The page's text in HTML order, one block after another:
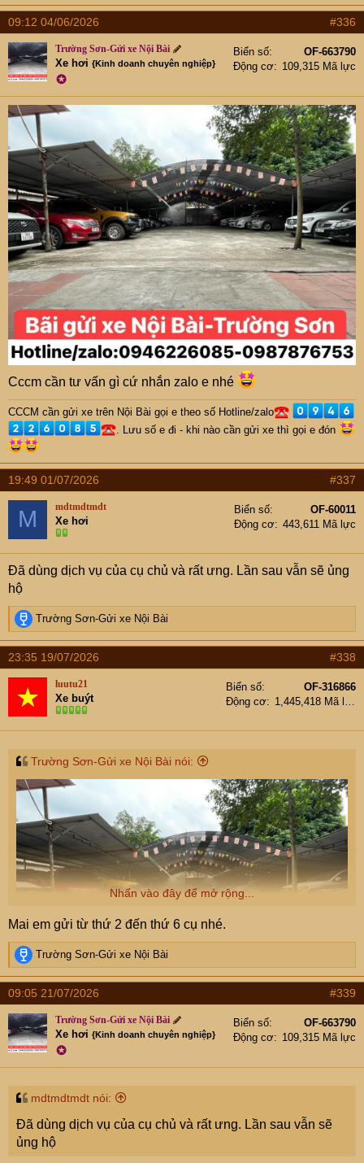
09:12 04/06/2026 #336
Trường Sơn-Gửi xe Nội Bài
Xe hơi {Kinh doanh chuyên nghiệp}
✪
Biển số
OF-663790
Động cơ
109,315 Mã lực
Cccm cần tư vấn gì cứ nhắn zalo e nhé
CCCM cần gửi xe trên Nội Bài gọi e theo số Hotline/zalo
. Lưu số e đi - khi nào cần gửi xe thì gọi e đón
19:49 01/07/2026 #337
M mdtmdtmdt
Xe hơi
Biển số
OF-60011
Động cơ
443,611 Mã lực
Đã dùng dịch vụ của cụ chủ và rất ưng. Lần sau vẫn sẽ ủng
hộ
R
e
a
c
t
n
s
Trường Sơn-Gửi xe Nội Bài
23:35 19/07/2026 #338
luutu21
Xe buýt
Biển số
OF-316866
Động cơ
Trường Sơn-Gửi xe Nội Bài nói:
Cccm cần tư vấn gì cứ nhắn zalo e nhé
Nhấn vào đây để mở rộng...
Mai em gửi từ thứ 2 đến thứ 6 cụ nhé.
R
e
a
c
t
i
o
n
s
Trường Sơn-Gửi xe Nội Bài
09:05 21/07/2026 #339
Trường Sơn-Gửi xe Nội Bài
Xe hơi {Kinh doanh chuyên nghiệp}
✪
Biển số
OF-663790
Động cơ
109,315 Mã lực
mdtmdtmdt nói:
Đã dùng dịch vụ của cụ chủ và rất ưng. Lần sau vẫn sẽ
ủng hộ